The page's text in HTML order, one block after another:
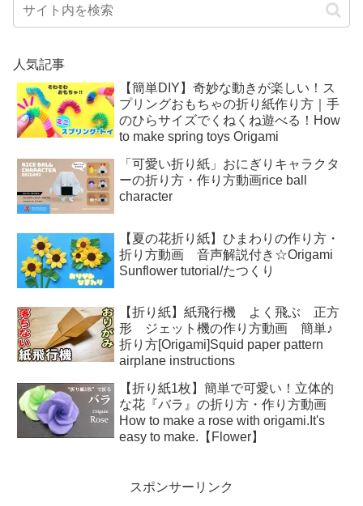
人気記事
【簡単DIY】奇妙な動きが楽しい！ス
プリングおもちゃの折り紙作り方｜手
のひらサイズでくねくね遊べる！How
to make spring toys Origami
「可愛い折り紙」おにぎりキャラクタ
ーの折り方・作り方動画rice ball
character
【夏の花折り紙】ひまわりの作り方・
折り方動画 音声解説付き☆Origami
Sunflower tutorial/たつくり
【折り紙】紙飛行機 よく飛ぶ 正方
形 ジェット機の作り方動画 簡単♪
折り方[Origami]Squid paper pattern
airplane instructions
【折り紙1枚】簡単で可愛い！立体的
な花『バラ』の折り方・作り方動画
How to make a rose with origami.It's
easy to make.【Flower】
スポンサーリンク